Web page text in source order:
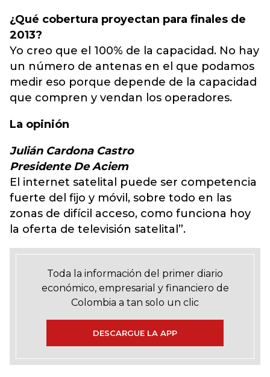
¿Qué cobertura proyectan para finales de
2013?
Yo creo que el 100% de la capacidad. No hay
un número de antenas en el que podamos
medir eso porque depende de la capacidad
que compren y vendan los operadores.
La opinión
Julián Cardona Castro
Presidente De Aciem
El internet satelital puede ser competencia
fuerte del fijo y móvil, sobre todo en las
zonas de difícil acceso, como funciona hoy
la oferta de televisión satelital”.
Toda la información del primer diario
económico, empresarial y financiero de
Colombia a tan solo un clic
DESCARGUE LA APP